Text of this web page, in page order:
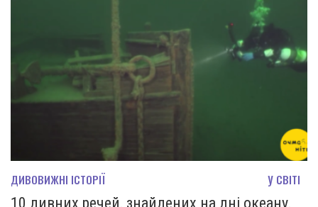
ДИВОВИЖНІ ІСТОРІЇ У СВІТІ
10 дивних речей, знайдених на дні океану,